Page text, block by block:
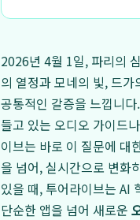
2026년 4월 1일, 파리의
의 열정과 모네의 빛, 드
공통적인 갈증을 느낍니
들고 있는 오디오 가이드
이브는 바로 이 질문에 대
을 넘어, 실시간으로 변화
있을 때, 투어라이브는 AI
단순한 앱을 넘어 새로운